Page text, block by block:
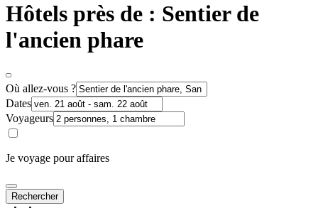
Hôtels près de : Sentier de
l'ancien phare
Où allez-vous ?
Dates
Voyageurs
Je voyage pour affaires
Rechercher